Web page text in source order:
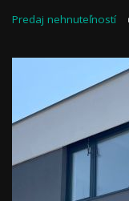
Predaj nehnuteľností